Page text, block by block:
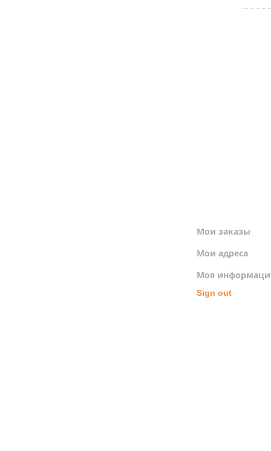
Мои заказы
Мои адреса
Моя
Sign out